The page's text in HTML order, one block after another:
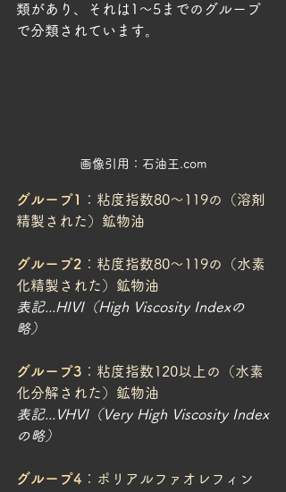
類があり、それは1〜5までのグループ
で分類されています。
画像引用：石油王.com
グループ1 ： 粘度指数80〜119の（溶剤
精製された）鉱物油
グループ2 ： 粘度指数80〜119の（水素
化精製された）鉱物油
表記...HIVI（High Viscosity Indexの
略）
グループ3 ： 粘度指数120以上の（水素
化分解された）鉱物油
表記...VHVI（Very High Viscosity Index
の略）
グループ4 ： ポリアルファオレフィン